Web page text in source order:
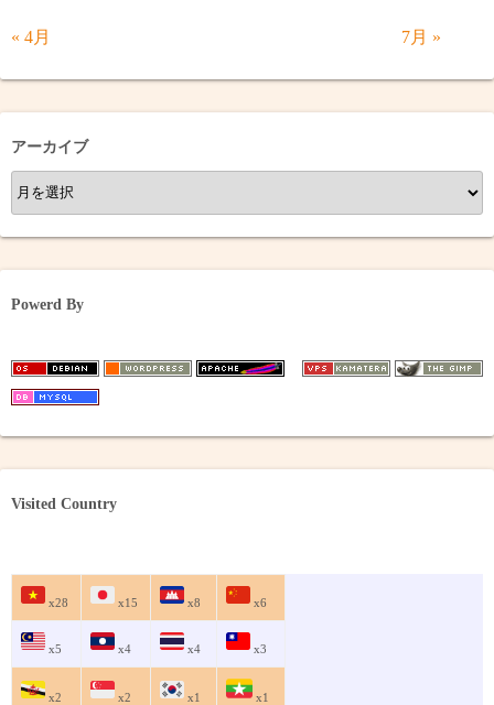
« 4月 7月 »
アーカイブ
ア
ー
カ
イ
ブ
Powerd By
Visited Country
x28 x15 x8 x6
x5 x4 x4 x3
x2 x2 x1 x1